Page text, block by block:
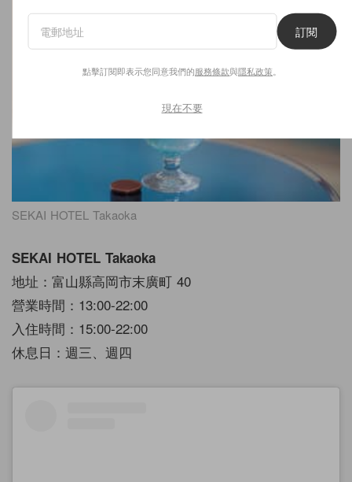
SEKAI HOTEL Takaoka
SEKAI HOTEL Takaoka
地址：富山縣高岡市末廣町 40
營業時間：13:00-22:00
入住時間：15:00-22:00
休息日：週三、週四
訂閱
點擊訂閱即表示您同意我們的服務條款與隱私政策
現在不要